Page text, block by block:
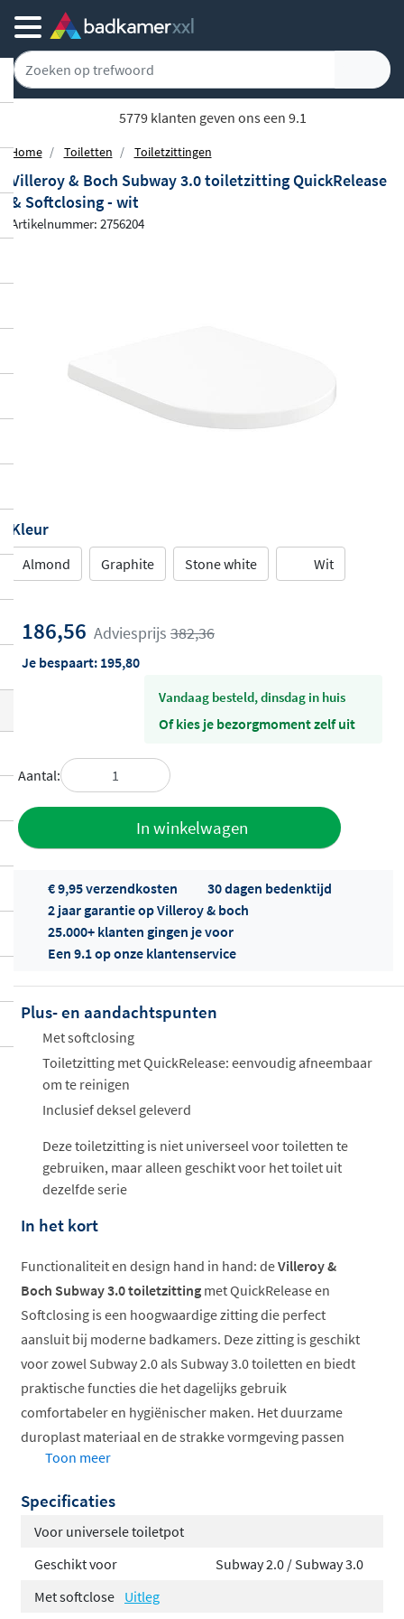
5779 klanten geven ons een 9.1
Home Toiletten Toiletzittingen
Villeroy & Boch Subway 3.0 toiletzitting QuickRelease
& Softclosing - wit
Artikelnummer: 2756204
Kleur
Almond Graphite Stone white Wit
186,56 Adviesprijs 382,36
Je bespaart: 195,80
vandaag besteld, dinsdag in huis
Of kies je bezorgmoment zelf uit
Aantal:
In winkelwagen
Offertes
ophalen...
€ 9,95 verzendkosten
30 dagen bedenktijd
2 jaar garantie op Villeroy & boch
25.000+ klanten gingen je voor
Een 9.1 op onze klantenservice
Plus- en aandachtspunten
Met softclosing
Toiletzitting met QuickRelease: eenvoudig afneembaar
om te reinigen
Inclusief deksel geleverd
Deze toiletzitting is niet universeel voor toiletten te
gebruiken, maar alleen geschikt voor het toilet uit
dezelfde serie
In het kort
Functionaliteit en design hand in hand: deVilleroy &
Boch Subway 3.0 toiletzitting met QuickRelease en
Softclosing is een hoogwaardige zitting die perfect
aansluit bij moderne badkamers. Deze zitting is geschikt
voor zowel Subway 2.0 als Subway 3.0 toiletten en biedt
praktische functies die het dagelijks gebruik
comfortabeler en hygiënischer maken. Het duurzame
duroplast materiaal en de strakke vormgeving passen
uitstekend bij hedendaagse badkamerconcepten.
Gedempt en stil sluiten
Eenvoudig afneembaar voor grondige reiniging
Vervaardigd uit hoogwaardig duroplast
RVS scharnieren voor stevigheid
Toon meer
Specificaties
Voor universele toiletpot
Geschikt voor
Subway 2.0 / Subway 3.0
Met softclose Uitleg